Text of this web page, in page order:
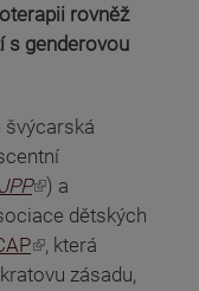
rovněž
s genderovou
švýcarská
) a
dětských
, která
zásadu,